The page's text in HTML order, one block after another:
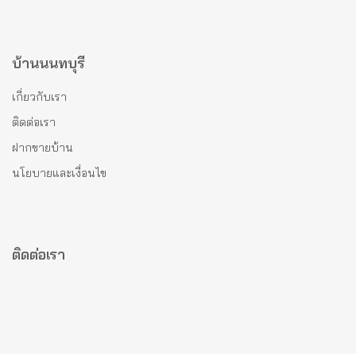
บ้านนนทบุรี
เกี่ยวกับเรา
ติดต่อเรา
ฝากขายบ้าน
นโยบายและเงื่อนไข
ติดต่อเรา